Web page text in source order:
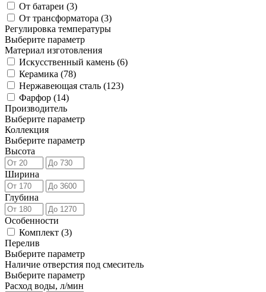
От батареи (3)
От трансформатора (3)
Регулировка температуры
Выберите параметр
Материал изготовления
Искусственный камень (6)
Керамика (78)
Нержавеющая сталь (123)
Фарфор (14)
Производитель
Выберите параметр
Коллекция
Выберите параметр
Высота
Ширина
Глубина
Особенности
Комплект (3)
Перелив
Выберите параметр
Наличие отверстия под смеситель
Выберите параметр
Расход воды, л/мин